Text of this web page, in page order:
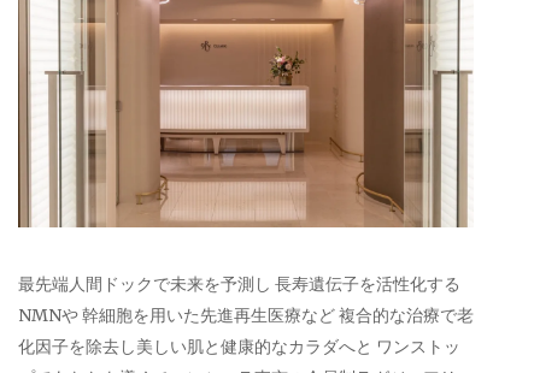
最先端人間ドックで未来を予測し 長寿遺伝子を活性化する
NMNや 幹細胞を用いた先進再生医療など 複合的な治療で老
化因子を除去し美しい肌と健康的なカラダへと ワンストッ